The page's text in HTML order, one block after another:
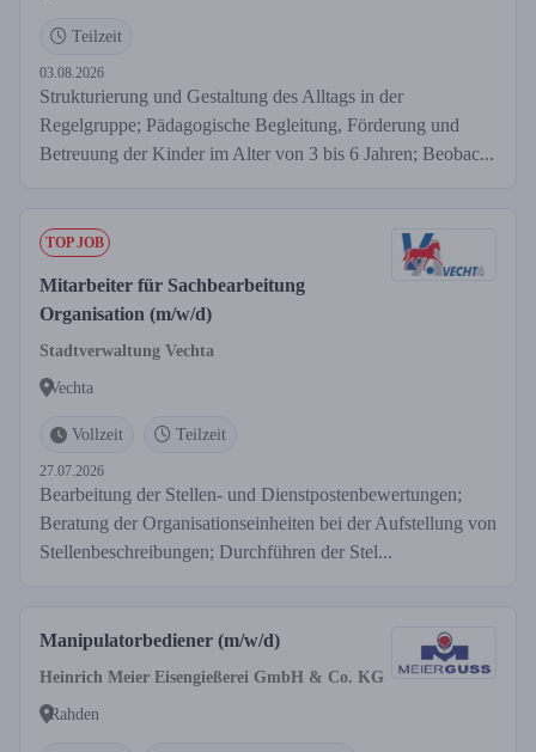
Teilzeit
03.08.2026
Strukturierung und Gestaltung des Alltags in der
Regelgruppe; Pädagogische Begleitung, Förderung und
Betreuung der Kinder im Alter von 3 bis 6 Jahren; Beobac...
TOP JOB
Mitarbeiter für Sachbearbeitung
Organisation (m/w/d)
Stadtverwaltung Vechta
Vechta
Vollzeit Teilzeit
27.07.2026
Bearbeitung der Stellen- und Dienstpostenbewertungen;
Beratung der Organisationseinheiten bei der Aufstellung von
Stellenbeschreibungen; Durchführen der Stel...
Manipulatorbediener (m/w/d)
Heinrich Meier Eisengießerei GmbH & Co. KG
Rahden